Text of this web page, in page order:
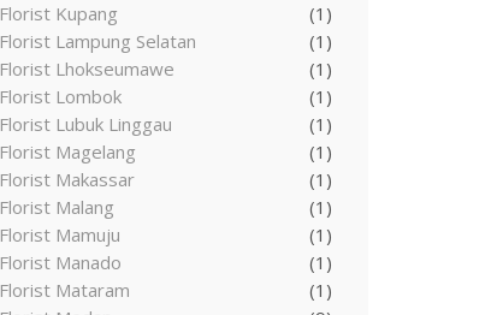
Florist Kupang
(1)
Florist Lampung Selatan
(1)
Florist Lhokseumawe
(1)
Florist Lombok
(1)
Florist Lubuk Linggau
(1)
Florist Magelang
(1)
Florist Makassar
(1)
Florist Malang
(1)
Florist Mamuju
(1)
Florist Manado
(1)
Florist Mataram
(1)